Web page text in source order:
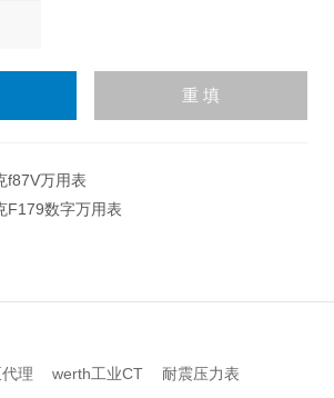
f87V万用表
F179数字万用表
理 werth工业CT
耐震压力表